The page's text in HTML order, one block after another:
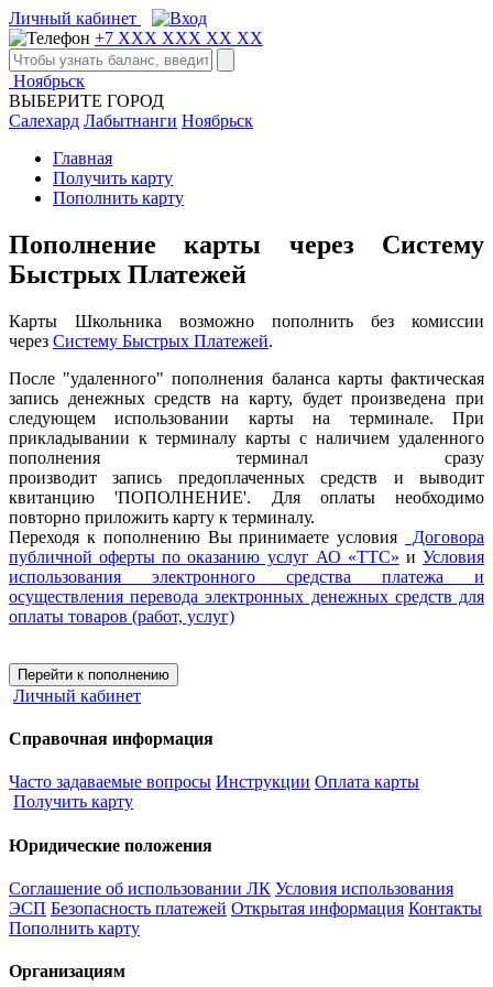
Личный кабинет
+7 XXX XXX XX XX
Ноябрьск
ВЫБЕРИТЕ ГОРОД
Салехард Лабытнанги Ноябрьск
Главная
Получить карту
Пополнить карту
Пополнение карты через Систему
Быстрых Платежей
Карты Школьника возможно пополнить без комиссии
через Систему Быстрых Платежей.
После "удаленного" пополнения баланса карты фактическая
запись денежных средств на карту, будет произведена при
следующем использовании карты на терминале. При
прикладывании к терминалу карты с наличием удаленного
пополнения терминал сразу
производит запись предоплаченных средств и выводит
квитанцию 'ПОПОЛНЕНИЕ'. Для оплаты необходимо
повторно приложить карту к терминалу.
Переходя к пополнению Вы принимаете условия
Договора
публичной оферты по оказанию услуг АО «ТТС» и Условия
использования электронного средства платежа и
осуществления перевода электронных денежных средств для
оплаты товаров (работ, услуг)
Перейти к пополнению
Личный кабинет
Справочная информация
Часто задаваемые вопросы Инструкции Оплата карты
Получить карту
Юридические положения
Соглашение об использовании ЛК Условия использования
ЭСП Безопасность платежей Открытая информация Контакты
Пополнить карту
Организациям